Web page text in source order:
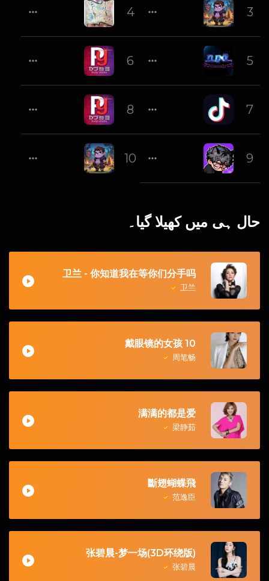
3
路飞文 - 嘉宾 (河池DJ小V Remix) FK
暗夜男
4
Remix) 越南鼓
暗夜男
5
张宇- 都是月亮惹的祸(Dj小罗 ProgHouse Mix)
DJ小罗
6
炮哥 2021 Remix}
DJ炮哥
7
GUCCIGUCCIxVEETEExTABU
8
DJ炮哥 Remix}
DJ炮哥
9
XaiverDavy - Anybody (Southcent Remix)
100BPM
10
FunkyHouse Mix)
暗夜男
حال ہی میں کھیلا گیا۔
卫兰 - 你知道我在等你们分手吗
卫兰
10 戴眼镜的女孩
周笔畅
满满的都是爱
梁静茹
斷翅蝴蝶飛
范逸臣
张碧晨-梦一场(3D环绕版)
张碧晨